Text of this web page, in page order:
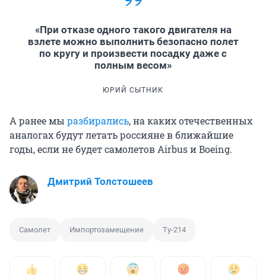
«При отказе одного такого двигателя на
взлете можно выполнить безопасно полет
по кругу и произвести посадку даже с
полным весом»
ЮРИЙ СЫТНИК
А ранее мы разбирались, на каких отечественных
аналогах будут летать россияне в ближайшие
годы, если не будет самолетов Airbus и Boeing.
Дмитрий Толстошеев
Самолет Импортозамещение Ту-214